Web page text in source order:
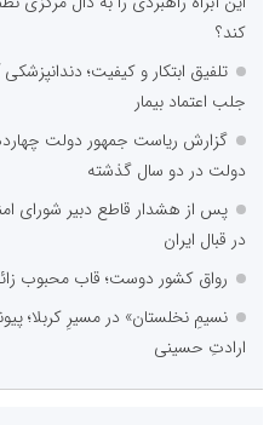
کند؟
تلفیق ابتکار و کیفیت؛
جلب اعتماد بیمار
گزارش ریاست جمهور دولت
دولت در دو سال گذشته
پس از هشدار قاطع دبیر شورای
در قبال ایران
رواق کشور دوست؛ قاب محبوب
نسیمِ نخلستان» در مسیرِ کربلا؛
ارادتِ حسینی